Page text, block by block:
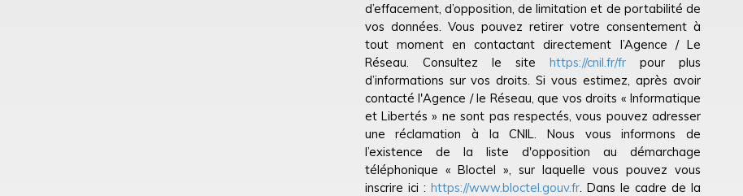
d’effacement, d’opposition, de limitation et de portabilité de
vos données. Vous pouvez retirer votre consentement à
tout moment en contactant directement l’Agence / Le
Réseau. Consultez le site https://cnil.fr/frpour plus
d’informations sur vos droits. Si vous estimez, après avoir
contacté l'Agence / le Réseau, que vos droits « Informatique
et Libertés » ne sont pas respectés, vous pouvez adresser
une réclamation à la CNIL. Nous vous informons de
l’existence de la liste d'opposition au démarchage
téléphonique « Bloctel », sur laquelle vous pouvez vous
inscrire ici : https://www.bloctel.gouv.fr. Dans le cadre de la